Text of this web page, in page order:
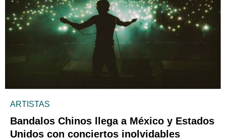
ARTISTAS
Bandalos Chinos llega a México y Estados
Unidos con conciertos inolvidables